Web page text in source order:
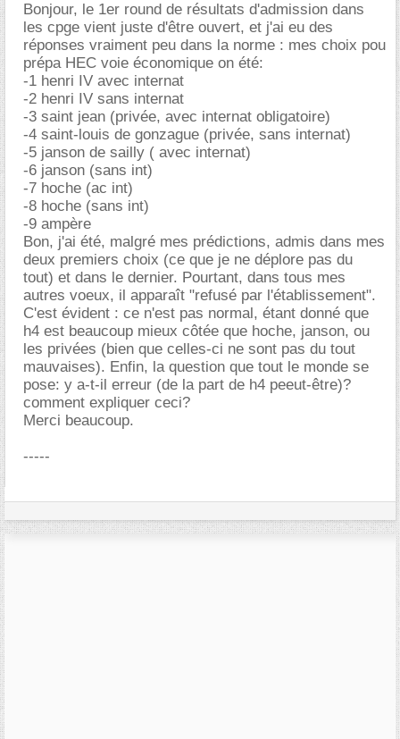
Bonjour, le 1er round de résultats d'admission dans
les cpge vient juste d'être ouvert, et j'ai eu des
réponses vraiment peu dans la norme : mes choix pou
prépa HEC voie économique on été:
-1 henri IV avec internat
-2 henri IV sans internat
-3 saint jean (privée, avec internat obligatoire)
-4 saint-louis de gonzague (privée, sans internat)
-5 janson de sailly ( avec internat)
-6 janson (sans int)
-7 hoche (ac int)
-8 hoche (sans int)
-9 ampère
Bon, j'ai été, malgré mes prédictions, admis dans mes
deux premiers choix (ce que je ne déplore pas du
tout) et dans le dernier. Pourtant, dans tous mes
autres voeux, il apparaît "refusé par l'établissement".
C'est évident : ce n'est pas normal, étant donné que
h4 est beaucoup mieux côtée que hoche, janson, ou
les privées (bien que celles-ci ne sont pas du tout
mauvaises). Enfin, la question que tout le monde se
pose: y a-t-il erreur (de la part de h4 peeut-être)?
comment expliquer ceci?
Merci beaucoup.
-----